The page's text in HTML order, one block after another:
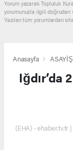
Yorum yazarak Topluluk
yorumunuzla ilgili doğrudan
Yazılan tüm yorumlardan
Anasayfa ASAYİŞ
Iğdır’da
(EHA) - ehaber.tv.tr